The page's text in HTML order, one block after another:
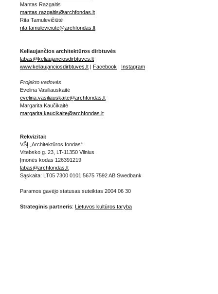
Mantas Razgaitis
mantas.razgaitis@archfondas.lt
Rita Tamulevičiūtė
rita.tamuleviciute@archfondas.lt
Keliaujančios architektūros dirbtuvės
labas@keliaujanciosdirbtuves.lt
www.keliaujanciosdirbtuves.lt | Facebook | Instagram
Projekto vadovės
Evelina Vasiliauskaitė
evelina.vasiliauskaite@archfondas.lt
Margarita Kaučikaitė
margarita.kaucikaite@archfondas.lt
Rekvizitai:
VŠĮ „Architektūros fondas“
Vitebsko g. 23, LT-11350 Vilnius
Įmonės kodas 126391219
labas@archfondas.lt
Sąskaita: LT05 7300 0101 5675 7592 AB Swedbank
Paramos gavėjo statusas suteiktas 2004 06 30
Strateginis partneris: Lietuvos kultūros taryba